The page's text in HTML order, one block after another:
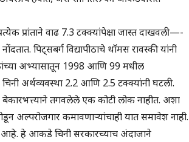
प्रांताने वाढ 7.3 टक्क्यांपेक्षा जास्त दाखवली—-
पिट्सबर्ग विद्यापीठाचे थॉमस रावस्की यांनी
अभ्यासातून 1998 आणि 99 मधील
चिनी अर्थव्यवस्था 2.2 आणि 2.5 टक्क्यांनी घटली.
तगवलेले एक कोटी लोक नाहीत. अशा
कमावणाऱ्यांचाही यात समावेश नाही.
आहे. हे आकडे चिनी सरकारच्याच अंदाजाने